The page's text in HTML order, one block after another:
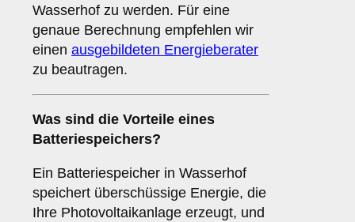
Wasserhof zu werden. Für eine
genaue Berechnung empfehlen wir
einen ausgebildeten Energieberater
zu beautragen.
Was sind die Vorteile eines
Batteriespeichers?
Ein Batteriespeicher in Wasserhof
speichert überschüssige Energie, die
Ihre Photovoltaikanlage erzeugt, und